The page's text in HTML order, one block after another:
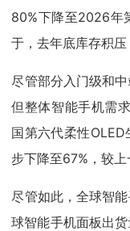
80%下降至2026年
于，去年底库存积压
尽管部分入门级和
但整体智能手机需
国第六代柔性
步下降至67%，较上
尽管如此，全球智
球智能手机面板出